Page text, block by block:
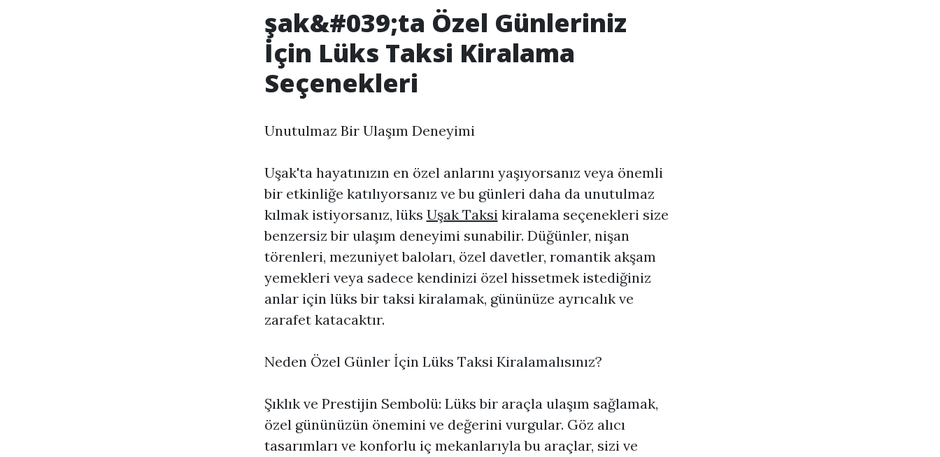
şak&#039;ta Özel Günleriniz
İçin Lüks Taksi Kiralama
Seçenekleri
Unutulmaz Bir Ulaşım Deneyimi
Uşak'ta hayatınızın en özel anlarını yaşıyorsanız veya önemli
bir etkinliğe katılıyorsanız ve bu günleri daha da unutulmaz
kılmak istiyorsanız, lüks Uşak Taksikiralama seçenekleri size
benzersiz bir ulaşım deneyimi sunabilir. Düğünler, nişan
törenleri, mezuniyet baloları, özel davetler, romantik akşam
yemekleri veya sadece kendinizi özel hissetmek istediğiniz
anlar için lüks bir taksi kiralamak, gününüze ayrıcalık ve
zarafet katacaktır.
Neden Özel Günler İçin Lüks Taksi Kiralamalısınız?
Şıklık ve Prestijin Sembolü: Lüks bir araçla ulaşım sağlamak,
özel gününüzün önemini ve değerini vurgular. Göz alıcı
tasarımları ve konforlu iç mekanlarıyla bu araçlar, sizi ve